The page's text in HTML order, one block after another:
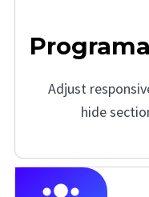
Adjust
hide